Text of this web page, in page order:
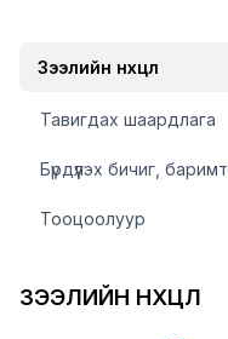
Зээлийн нөхцөл
Тавигдах шаардлага
Бүрдүүлэх бичиг, баримт
Тооцоолуур
ЗЭЭЛИЙН НӨХЦӨЛ